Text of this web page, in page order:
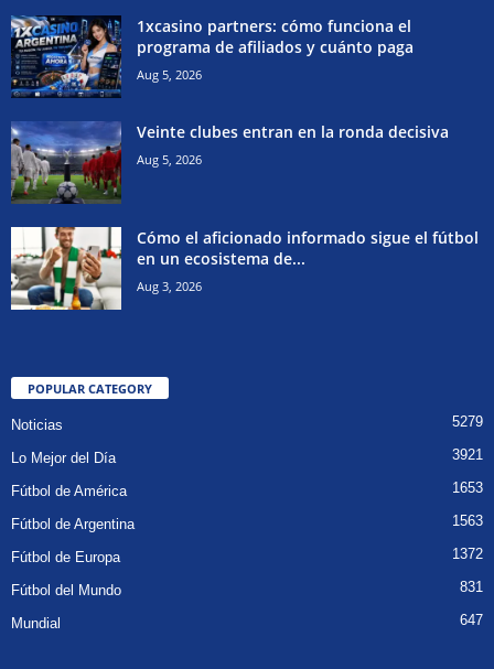
1xcasino partners: cómo funciona el
programa de afiliados y cuánto paga
Aug 5, 2026
Veinte clubes entran en la ronda decisiva
Aug 5, 2026
Cómo el aficionado informado sigue el fútbol
en un ecosistema de...
Aug 3, 2026
POPULAR CATEGORY
Noticias 5279
Lo Mejor del Día 3921
Fútbol de América 1653
Fútbol de Argentina 1563
Fútbol de Europa 1372
Fútbol del Mundo 831
Mundial 647